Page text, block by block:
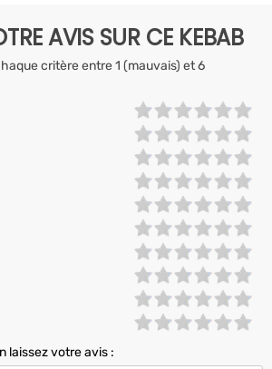
AVIS SUR CE KEBAB
critère entre 1 (mauvais) et 6
laissez votre avis :